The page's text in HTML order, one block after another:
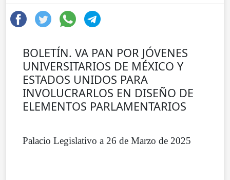
BOLETÍN. VA PAN POR JÓVENES
UNIVERSITARIOS DE MÉXICO Y
ESTADOS UNIDOS PARA
INVOLUCRARLOS EN DISEÑO DE
ELEMENTOS PARLAMENTARIOS
Palacio Legislativo a 26 de Marzo de 2025